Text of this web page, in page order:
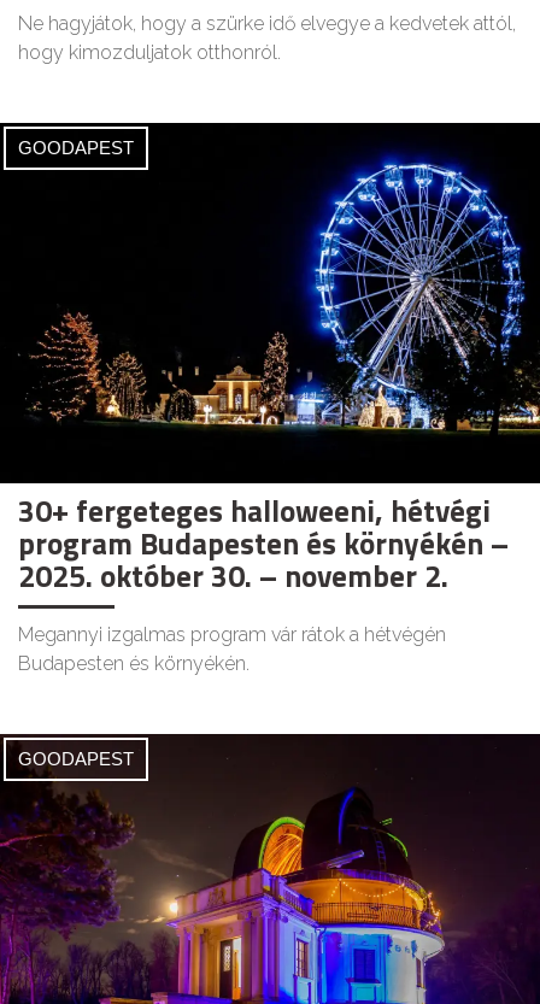
Ne hagyjátok, hogy a szürke idő elvegye a kedvetek attól,
hogy kimozduljatok otthonról.
GOODAPEST
30+ fergeteges halloweeni, hétvégi
program Budapesten és környékén –
2025. október 30. – november 2.
Megannyi izgalmas program vár rátok a hétvégén
Budapesten és környékén.
GOODAPEST